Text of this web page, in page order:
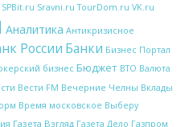
SPBit.ru Sravni.ru TourDom.ru VK.ru
Аналитика Антикризисное
России Банки Бизнес Портал
бизнес Бюджет ВТО Валюта
Вести FM Вечерние Челны Вклады
Время московское Выберу
Газета Взгляд Газета Дело Газпром